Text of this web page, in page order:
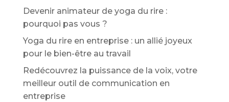
Devenir animateur de yoga du rire :
pourquoi pas vous ?
Yoga du rire en entreprise : un allié joyeux
pour le bien-être au travail
Redécouvrez la puissance de la voix, votre
meilleur outil de communication en
entreprise